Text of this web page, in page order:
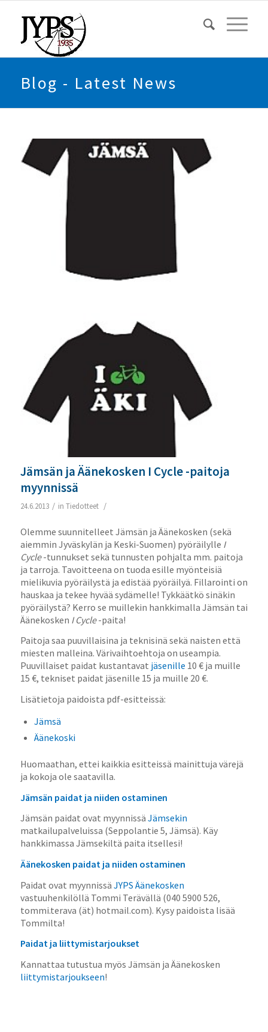
Blog - Latest News
Jämsän ja Äänekosken I Cycle -paitoja
myynnissä
24.6.2013 / in Tiedotteet /
Olemme suunnitelleet Jämsän ja Äänekosken (sekä
aiemmin Jyväskylän ja Keski-Suomen) pyöräilylle I
Cycle-tunnukset sekä tunnusten pohjalta mm. paitoja
ja tarroja. Tavoitteena on tuoda esille myönteisiä
mielikuvia pyöräilystä ja edistää pyöräilyä. Fillarointi on
hauskaa ja tekee hyvää sydämelle! Tykkäätkö sinäkin
pyöräilystä? Kerro se muillekin hankkimalla Jämsän tai
Äänekosken I Cycle-paita!
Paitoja saa puuvillaisina ja teknisinä sekä naisten että
miesten malleina. Värivaihtoehtoja on useampia.
Puuvillaiset paidat kustantavat jäsenille 10 € ja muille
15 €, tekniset paidat jäsenille 15 ja muille 20 €.
Lisätietoja paidoista pdf-esitteissä:
Jämsä
Äänekoski
Huomaathan, ettei kaikkia esitteissä mainittuja värejä
ja kokoja ole saatavilla.
Jämsän paidat ja niiden ostaminen
Jämsän paidat ovat myynnissä Jämsekin
matkailupalveluissa (Seppolantie 5, Jämsä). Käy
hankkimassa Jämsekiltä paita itsellesi!
Äänekosken paidat ja niiden ostaminen
Paidat ovat myynnissä JYPS Äänekosken
vastuuhenkilöllä Tommi Terävällä (040 5900 526,
tommi.terava (ät) hotmail.com). Kysy paidoista lisää
Tommilta!
Paidat ja liittymistarjoukset
Kannattaa tutustua myös Jämsän ja Äänekosken
liittymistarjoukseen!